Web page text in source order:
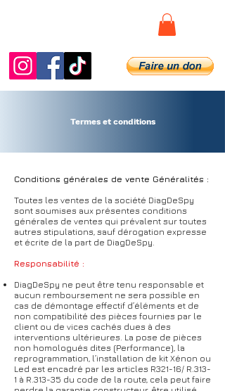
Termes et conditions
Conditions générales de vente Généralités :
Toutes les ventes de la société DiagDeSpy
sont soumises aux présentes conditions
générales de ventes qui prévalent sur toutes
autres stipulations, sauf dérogation expresse
et écrite de la part de DiagDeSpy.
Responsabilité :
DiagDeSpy ne peut être tenu responsable et
aucun remboursement ne sera possible en
cas de démontage effectif d’éléments et de
non compatibilité des pièces fournies par le
client ou de vices cachés dues à des
interventions ultérieures. La pose de pièces
non homologués dites (Performance), la
reprogrammation, l’installation de kit Xénon ou
Led est encadré par les articles R321-16/ R.313-
1 à R.313-35 du code de la route, cela peut faire